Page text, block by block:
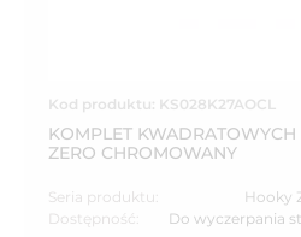
Kod produktu: KS028K27AOCL
KOMPLET
ZERO CHROMOWANY
Seria produktu:
Hooky
Dostępność:
Do wyczerpania